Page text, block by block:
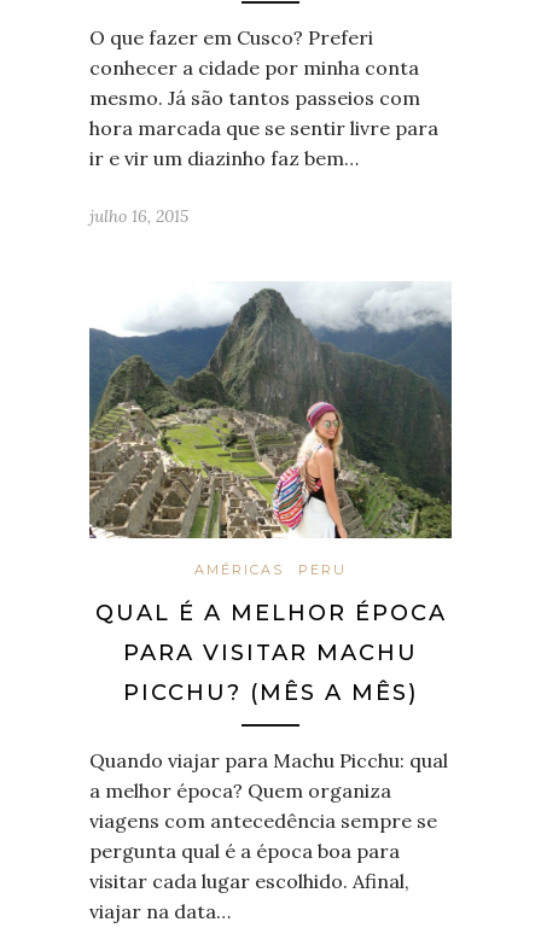
O que fazer em Cusco? Preferi
conhecer a cidade por minha conta
mesmo. Já são tantos passeios com
hora marcada que se sentir livre para
ir e vir um diazinho faz bem…
julho 16, 2015
AMÉRICAS PERU
QUAL É A MELHOR ÉPOCA
PARA VISITAR MACHU
PICCHU? (MÊS A MÊS)
Quando viajar para Machu Picchu: qual
a melhor época? Quem organiza
viagens com antecedência sempre se
pergunta qual é a época boa para
visitar cada lugar escolhido. Afinal,
viajar na data…